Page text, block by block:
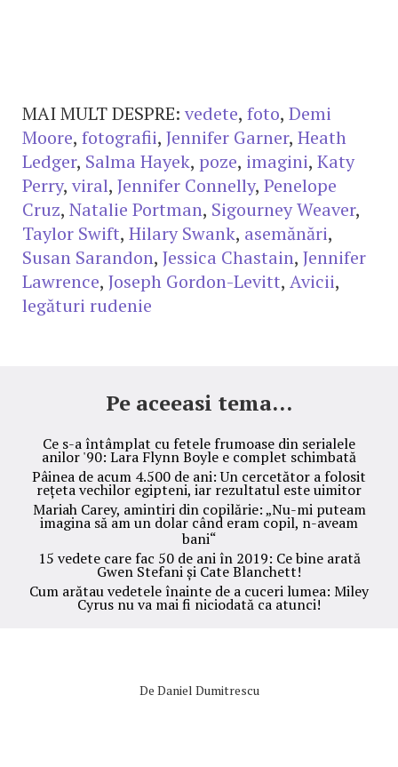
MAI MULT DESPRE: vedete, foto, Demi
Moore, fotografii, Jennifer Garner, Heath
Ledger, Salma Hayek, poze, imagini, Katy
Perry, viral, Jennifer Connelly, Penelope
Cruz, Natalie Portman, Sigourney Weaver,
Taylor Swift, Hilary Swank, asemănări,
Susan Sarandon, Jessica Chastain, Jennifer
Lawrence, Joseph Gordon-Levitt, Avicii,
legături rudenie
Pe aceeasi tema...
Ce s-a întâmplat cu fetele frumoase din serialele
anilor '90: Lara Flynn Boyle e complet schimbată
Pâinea de acum 4.500 de ani: Un cercetător a folosit
rețeta vechilor egipteni, iar rezultatul este uimitor
Mariah Carey, amintiri din copilărie: „Nu-mi puteam
imagina să am un dolar când eram copil, n-aveam
bani“
15 vedete care fac 50 de ani în 2019: Ce bine arată
Gwen Stefani și Cate Blanchett!
Cum arătau vedetele înainte de a cuceri lumea: Miley
Cyrus nu va mai fi niciodată ca atunci!
De Daniel Dumitrescu